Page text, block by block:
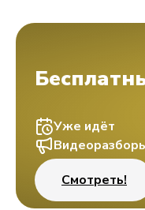
Уже идёт
Смотреть!